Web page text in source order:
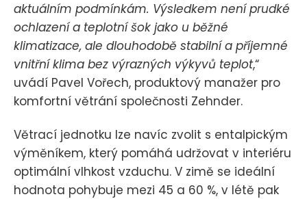
aktuálním podmínkám. Výsledkem není prudké
ochlazení a teplotní šok jako u běžné
klimatizace, ale dlouhodobě stabilní a příjemné
vnitřní klima bez výrazných výkyvů teplot,“
uvádí Pavel Vořech, produktový manažer pro
komfortní větrání společnosti Zehnder.
Větrací jednotku lze navíc zvolit s entalpickým
výměníkem, který pomáhá udržovat v interiéru
optimální vlhkost vzduchu. V zimě se ideální
hodnota pohybuje mezi 45 a 60 %, v létě pak